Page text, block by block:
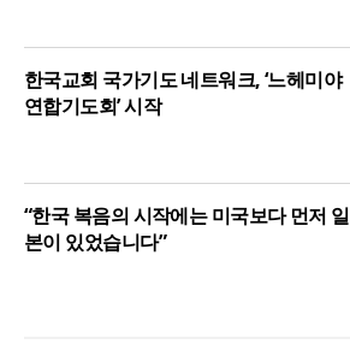
한국교회 국가기도 네트워크, ‘느헤미야
연합기도회’ 시작
“한국 복음의 시작에는 미국보다 먼저 일
본이 있었습니다”